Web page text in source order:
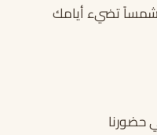
شمساً تضيء أيامك
حضورنا